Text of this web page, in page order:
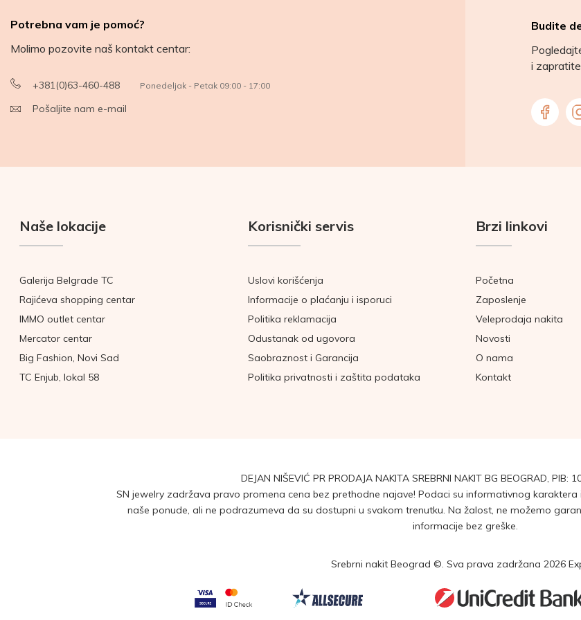
Potrebna vam je pomoć?
Molimo pozovite naš kontakt centar:
+381(0)63-460-488 Ponedeljak - Petak 09:00 - 17:00
Pošaljite nam e-mail
Budite
i
Naše lokacije
Galerija Belgrade TC
Rajićeva shopping centar
IMMO outlet centar
Mercator centar
Big Fashion, Novi Sad
TC Enjub, lokal 58
Korisnički servis
Uslovi korišćenja
Informacije o plaćanju i isporuci
Politika reklamacija
Odustanak od ugovora
Saobraznost i Garancija
Politika privatnosti i zaštita podataka
Brzi linkovi
Početna
Zaposlenje
Veleprodaja nakita
Novosti
O nama
Kontakt
DEJAN NIŠEVIĆ PR PRODAJA NAKITA SREBRNI NAKIT BG BEOGRAD, PIB:
SN jewelry zadržava pravo promena cena bez prethodne najave! Podaci su informativnog
naše ponude, ali ne podrazumeva da su dostupni u svakom trenutku. Na žalost, ne možemo
informacije bez greške.
Srebrni nakit Beograd ©. Sva prava zadržana 2026